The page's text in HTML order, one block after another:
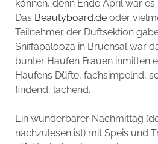
ONLINE-SHOP
DAS ALZD-TEAM
können, denn Ende April war
Das Beautyboard.de oder
Teilnehmer der Duftsektion
Sniffapalooza in Bruchsal war
bunter Haufen Frauen inmitten
Haufens Düfte, fachsimpelnd,
findend, lachend.
Ein wunderbarer Nachmittag
nachzulesen ist) mit Speis und